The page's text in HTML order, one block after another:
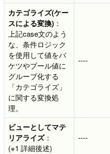
カテゴライズ(ケー
スによる変換) ：
上記case文のよう
な、条件ロジック
を使用して値をバ
ケツやブール値に
グループ化する
「カテゴライズ」
に関する変換処
理。
----
ビューとしてマテ
リアライズ：
(※1 詳細後述)
----